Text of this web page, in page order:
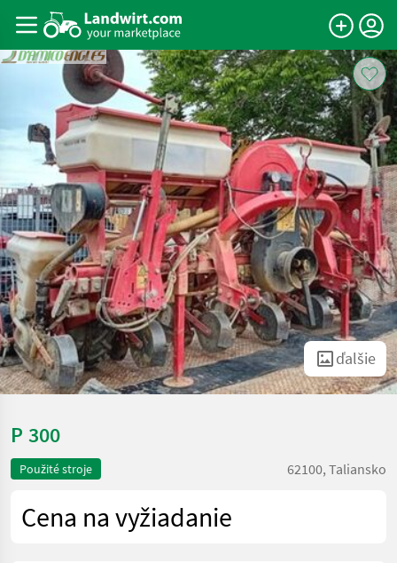
ďalšie
P 300
Použité stroje 62100, Taliansko
Cena na vyžiadanie